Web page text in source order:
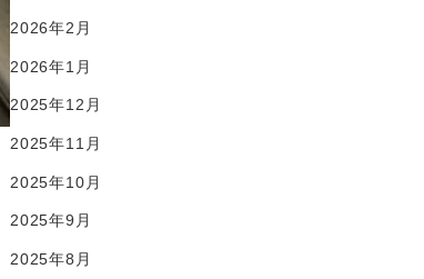
2026年2月
2026年1月
2025年12月
2025年11月
2025年10月
2025年9月
2025年8月